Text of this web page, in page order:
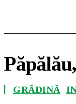
GRĂDINĂ